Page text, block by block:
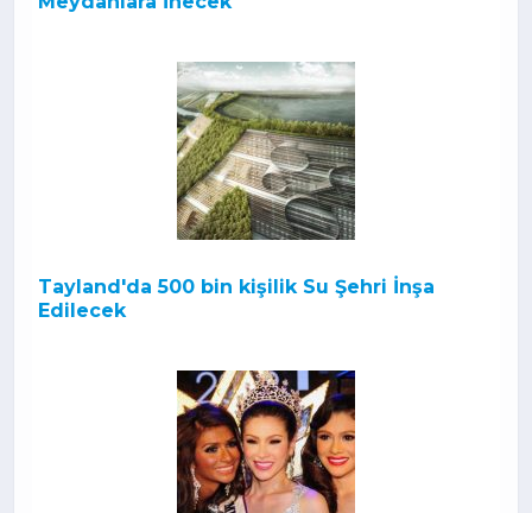
Tayland'da 500 bin kişilik Su Şehri İnşa
Edilecek